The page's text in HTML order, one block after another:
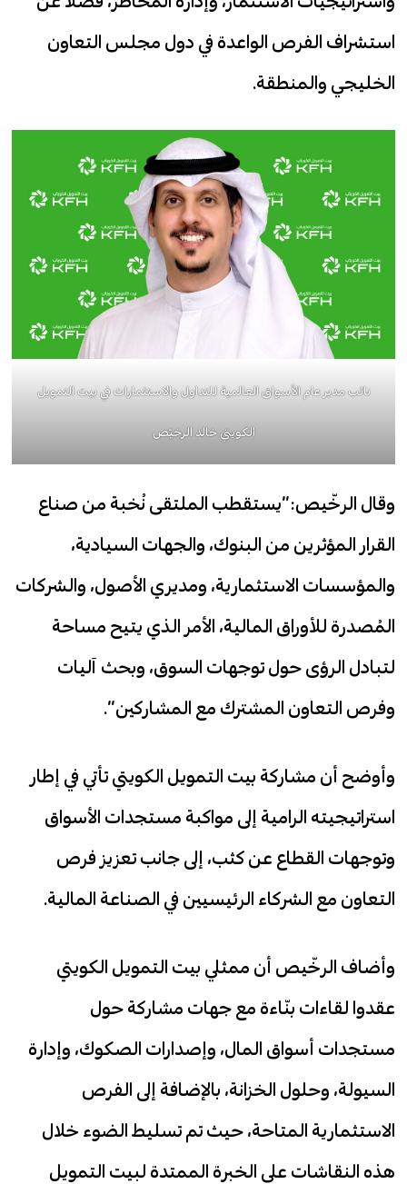
استشراف الفرص الواعدة في دول مجلس التعاون
الخليجي والمنطقة.
نائب مدير عام الأسواق العالمية للتداول والاستثمارات في بيت التمويل
الكويتي خالد الرخيّص
وقال الرخّيص:”يستقطب الملتقى نُخبة من صناع
القرار المؤثرين من البنوك، والجهات السيادية،
والمؤسسات الاستثمارية، ومديري الأصول، والشركات
المُصدرة للأوراق المالية، الأمر الذي يتيح مساحة
لتبادل الرؤى حول توجهات السوق، وبحث آليات
وفرص التعاون المشترك مع المشاركين”.
وأوضح أن مشاركة بيت التمويل الكويتي تأتي في إطار
استراتيجيته الرامية إلى مواكبة مستجدات الأسواق
وتوجهات القطاع عن كثب، إلى جانب تعزيز فرص
التعاون مع الشركاء الرئيسيين في الصناعة المالية.
وأضاف الرخّيص أن ممثلي بيت التمويل الكويتي
عقدوا لقاءات بنّاءة مع جهات مشاركة حول
مستجدات أسواق المال، وإصدارات الصكوك، وإدارة
السيولة، وحلول الخزانة، بالإضافة إلى الفرص
الاستثمارية المتاحة، حيث تم تسليط الضوء خلال
هذه النقاشات على الخبرة الممتدة لبيت التمويل